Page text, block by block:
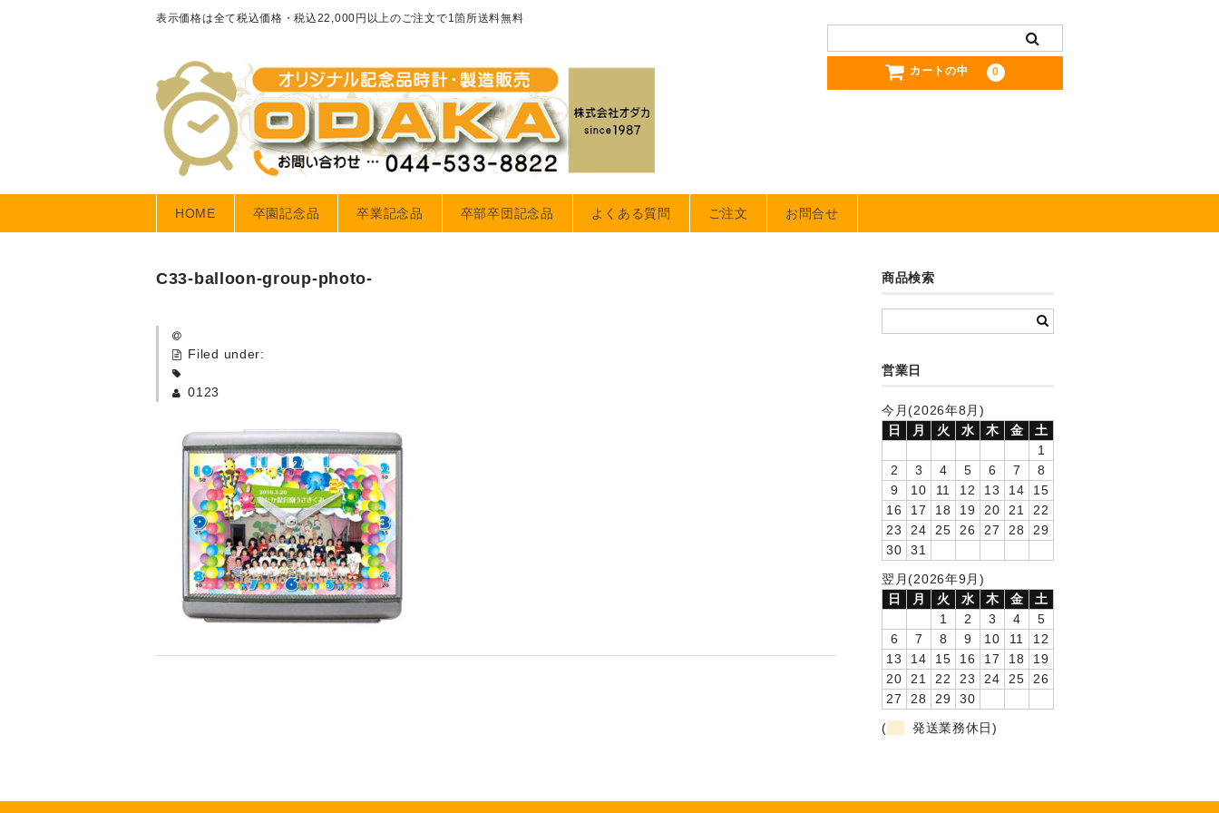
表示価格は全て税込価格・税込22,000円以上のご注文で1箇所送料無料
カートの中 0
HOME 卒園記念品 卒業記念品 卒部卒団記念品 よくある質問 ご注文 お問合せ
C33-balloon-group-photo-
Filed under:
0123
商品検索
営業日
今月(2026年8月)
日
月 火 水 木 金
土
1
2
3 4 5 6 7
8
9
10 11 12 13 14
15
16
17 18 19 20 21
22
23
24 25 26 27 28
29
30
31
翌月(2026年9月)
日
月 火 水 木 金
土
1
2 3 4
5
6
7 8 9 10 11
12
13
14 15 16 17 18
19
20
21 22 23 24 25
26
27
28 29
30
(
発送業務休日)